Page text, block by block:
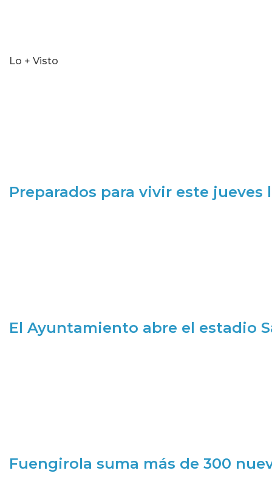
Lo + Visto
Preparados para vivir este jueves
El Ayuntamiento abre el estadio
Fuengirola suma más de 300